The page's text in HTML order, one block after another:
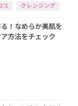
ス クレンジング
！なめらか美肌を
方法をチェック